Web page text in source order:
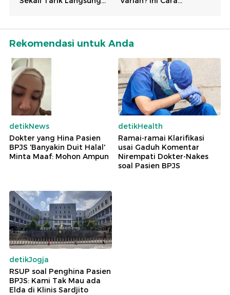
Rekomendasi untuk Anda
detikNews
Dokter yang Hina Pasien
BPJS 'Banyakin Duit Halal'
Minta Maaf: Mohon Ampun
detikHealth
Ramai-ramai Klarifikasi
usai Gaduh Komentar
Nirempati Dokter-Nakes
soal Pasien BPJS
detikJogja
RSUP soal Penghina Pasien
BPJS: Kami Tak Mau ada
Elda di Klinis Sardjito